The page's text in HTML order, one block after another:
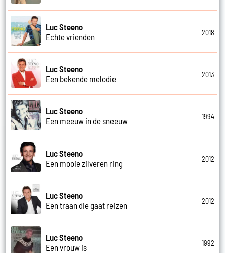
Luc Steeno
Echte vrienden
2018
Luc Steeno
Een bekende melodie
2013
Luc Steeno
Een meeuw in de sneeuw
1994
Luc Steeno
Een mooie zilveren ring
2012
Luc Steeno
Een traan die gaat reizen
2012
Luc Steeno
Een vrouw is
1992